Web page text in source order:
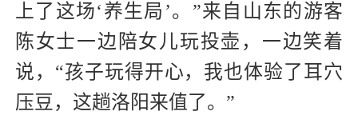
上了这场‘养生局’。”来自山东的游客
陈女士一边陪女儿玩投壶，一边笑着
说，“孩子玩得开心，我也体验了耳穴
压豆，这趟洛阳来值了。”